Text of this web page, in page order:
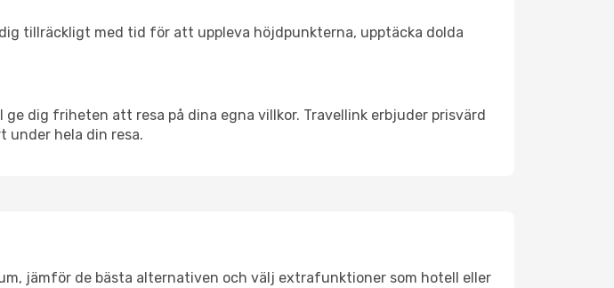
tillräckligt med tid för att uppleva höjdpunkterna, upptäcka dolda
dig friheten att resa på dina egna villkor. Travellink erbjuder prisvärd
under hela din resa.
jämför de bästa alternativen och välj extrafunktioner som hotell eller